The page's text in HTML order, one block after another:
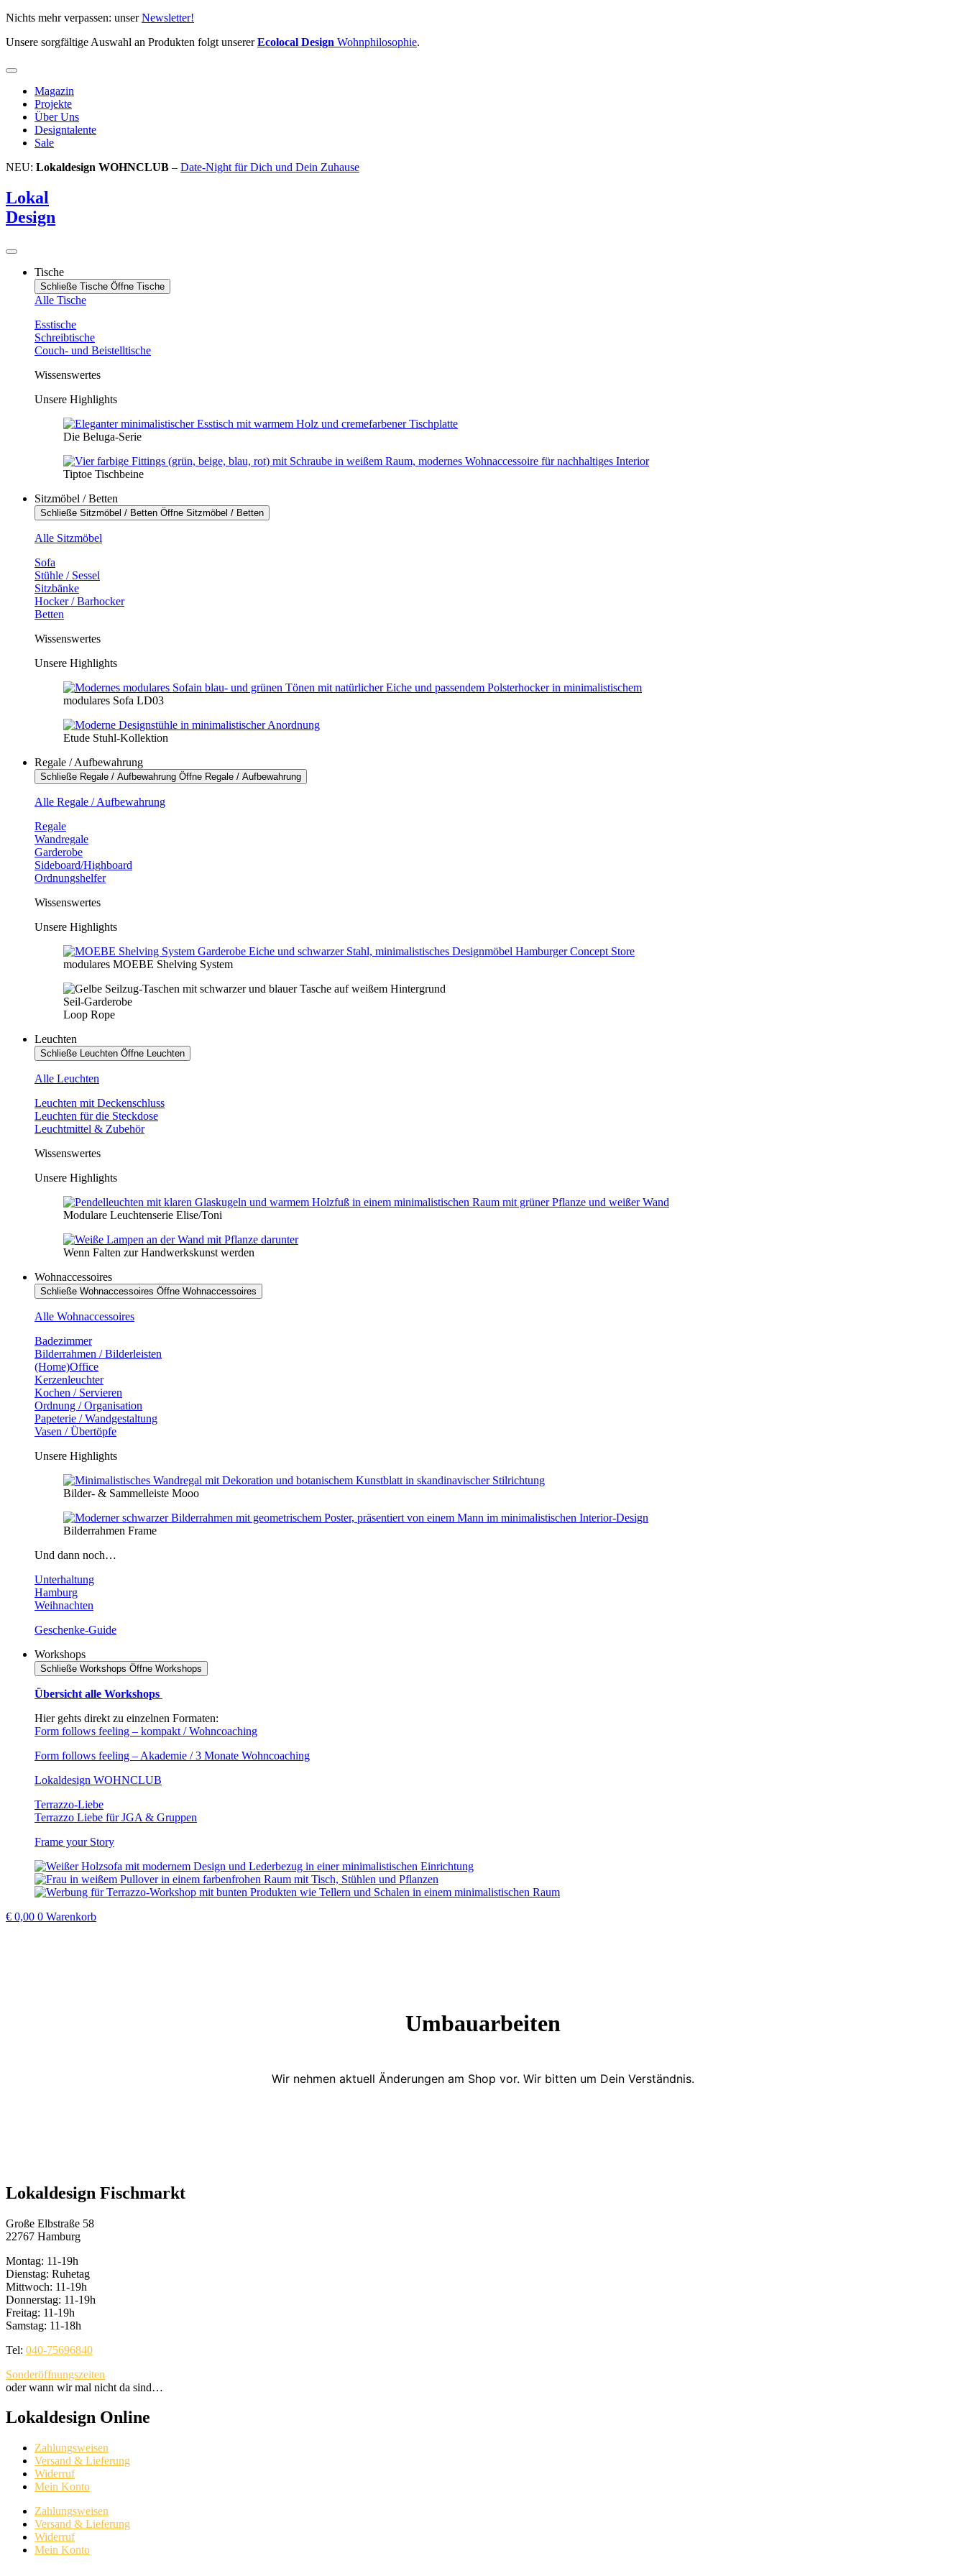
Zum
springen
Nichts mehr verpassen: unserNewsletter!
Unsere sorgfältige Auswahl an Produkten folgt unsererEcolocal Design Wohnphilosophie.
Magazin
Projekte
Über Uns
Designtalente
Sale
NEU: Lokaldesign WOHNCLUB – Date-Night für Dich und Dein Zuhause
Lokal
Design
Tische
Schließe Tische Öffne Tische
Alle Tische
Esstische
Schreibtische
Couch- und Beistelltische
Wissenswertes
Unsere Highlights
Die Beluga-Serie
Tiptoe Tischbeine
Sitzmöbel / Betten
Schließe Sitzmöbel / Betten Öffne Sitzmöbel / Betten
Alle Sitzmöbel
Sofa
Stühle / Sessel
Sitzbänke
Hocker / Barhocker
Betten
Wissenswertes
Unsere Highlights
modulares Sofa LD03
Etude Stuhl-Kollektion
Regale / Aufbewahrung
Schließe Regale / Aufbewahrung Öffne Regale / Aufbewahrung
Alle Regale / Aufbewahrung
Regale
Wandregale
Garderobe
Sideboard/Highboard
Ordnungshelfer
Wissenswertes
Unsere Highlights
modulares MOEBE Shelving System
Seil-Garderobe
Loop Rope
Leuchten
Schließe Leuchten Öffne Leuchten
Alle Leuchten
Leuchten mit Deckenschluss
Leuchten für die Steckdose
Leuchtmittel & Zubehör
Wissenswertes
Unsere Highlights
Modulare Leuchtenserie Elise/Toni
Wenn Falten zur Handwerkskunst werden
Wohnaccessoires
Schließe Wohnaccessoires Öffne Wohnaccessoires
Alle Wohnaccessoires
Badezimmer
Bilderrahmen / Bilderleisten
(Home)Office
Kerzenleuchter
Kochen / Servieren
Ordnung / Organisation
Papeterie / Wandgestaltung
Vasen / Übertöpfe
Unsere Highlights
Bilder- & Sammelleiste Mooo
Bilderrahmen Frame
Und dann noch…
Unterhaltung
Hamburg
Weihnachten
Geschenke-Guide
Workshops
Schließe Workshops Öffne Workshops
Übersicht alle Workshops
Hier gehts direkt zu einzelnen Formaten:
Form follows feeling – kompakt / Wohncoaching
Form follows feeling – Akademie / 3 Monate Wohncoaching
Lokaldesign WOHNCLUB
Terrazzo-Liebe
Terrazzo Liebe für JGA & Gruppen
Frame your Story
€ 0,00 0 Warenkorb
Umbauarbeiten
Wir nehmen aktuell Änderungen am Shop vor. Wir bitten um Dein Verständnis.
Lokaldesign Fischmarkt
Große Elbstraße 58
22767 Hamburg
Montag: 11-19h
Dienstag: Ruhetag
Mittwoch: 11-19h
Donnerstag: 11-19h
Freitag: 11-19h
Samstag: 11-18h
Tel: 040-75696840
Sonderöffnungszeiten
oder wann wir mal nicht da sind…
Lokaldesign Online
Zahlungsweisen
Versand & Lieferung
Widerruf
Mein Konto
Zahlungsweisen
Versand & Lieferung
Widerruf
Mein Konto